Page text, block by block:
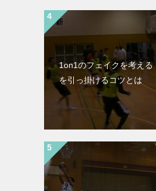
1on1のフェイクを考える
を引っ掛けるコツとは